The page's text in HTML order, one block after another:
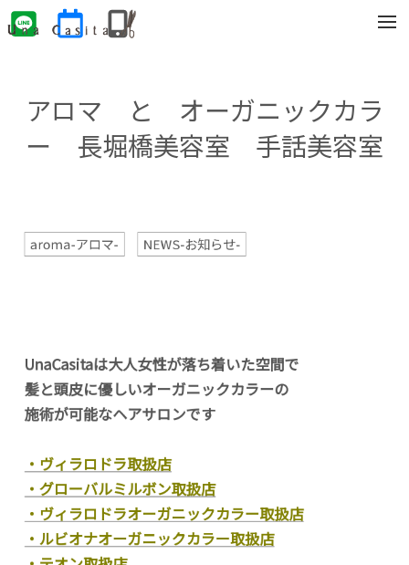
アロマ と オーガニックカラ
ー 長堀橋美容室 手話美容室
aroma-アロマ- NEWS-お知らせ-
UnaCasitaは大人女性が落ち着いた空間で
髪と頭皮に優しいオーガニックカラーの
施術が可能なヘアサロンです
・ヴィラロドラ取扱店
・グローバルミルボン取扱店
・ヴィラロドラオーガニックカラー取扱店
・ルビオナオーガニックカラー取扱店
t